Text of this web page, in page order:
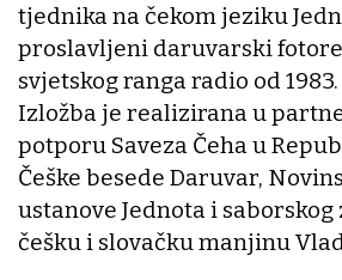
tjednika na čekom jeziku
proslavljeni daruvarski
svjetskog ranga radio od
Izložba je realizirana u
potporu Saveza Čeha u
Češke besede Daruvar,
ustanove Jednota i saborskog
češku i slovačku manjinu